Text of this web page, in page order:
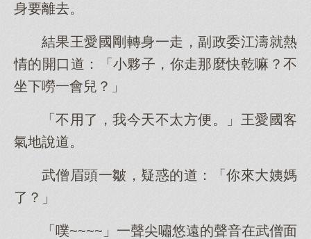
身要離去。
結果王愛國剛轉身一走，副政委江濤就熱
情的開口道：「小夥子，你走那麼快乾嘛？不
坐下嘮一會兒？」
「不用了，我今天不太方便。」王愛國客
氣地說道。
武僧眉頭一皺，疑惑的道：「你來大姨媽
了？」
「噗~~~~」一聲尖嘯悠遠的聲音在武僧面